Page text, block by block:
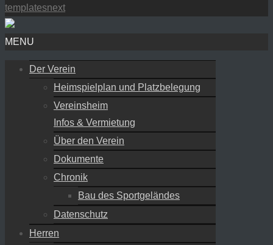
templatesnext
MENU
Der Verein
Heimspielplan und Platzbelegung
Vereinsheim
Infos & Vermietung
Über den Verein
Dokumente
Chronik
Bau des Sportgeländes
Datenschutz
Herren